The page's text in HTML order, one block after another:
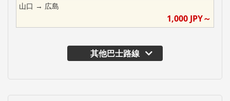
山口 → 広島
1,000 JPY～
其他巴士路線